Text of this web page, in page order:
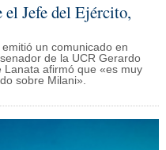
Jefe del Ejército,
un comunicado en
de la UCR Gerardo
Lanata afirmó que «es muy
sobre Milani».